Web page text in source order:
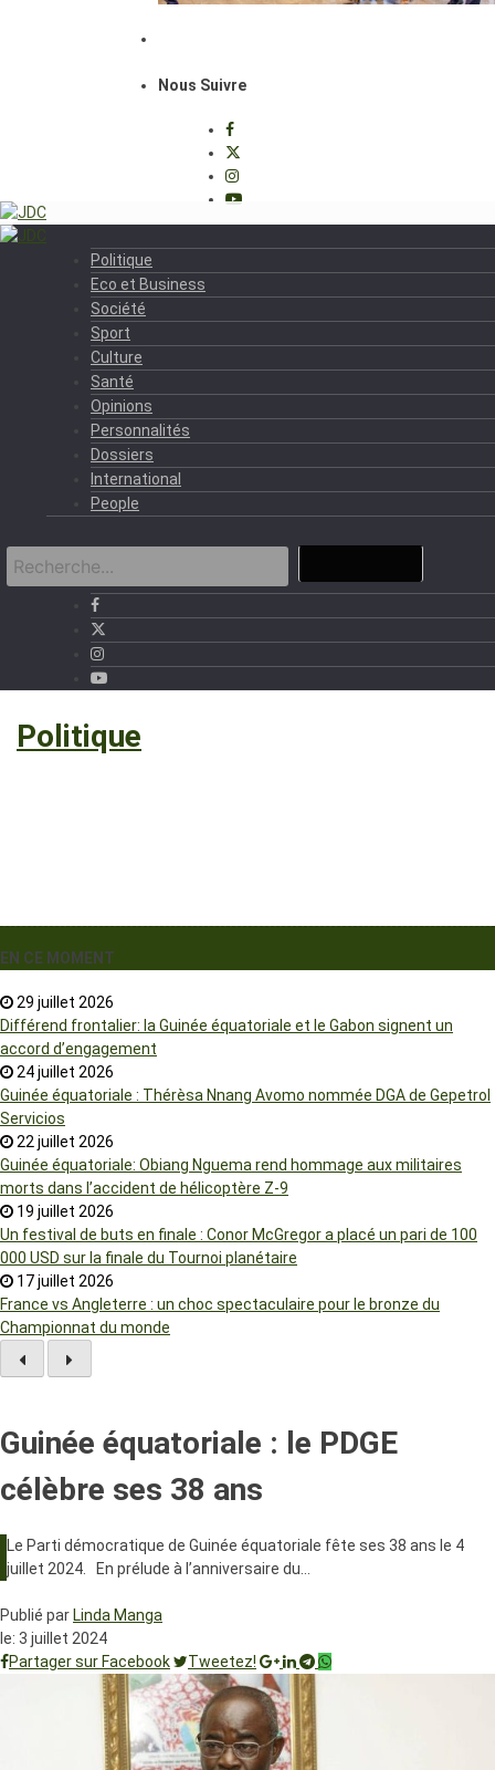
Nous Suivre
Politique
Eco et Business
Société
Sport
Culture
Santé
Opinions
Personnalités
Dossiers
International
People
Politique
EN CE MOMENT
29 juillet 2026
Différend frontalier: la Guinée équatoriale et le Gabon signent un
accord d’engagement
24 juillet 2026
Guinée équatoriale : Thérèsa Nnang Avomo nommée DGA de Gepetrol
Servicios
22 juillet 2026
Guinée équatoriale: Obiang Nguema rend hommage aux militaires
morts dans l’accident de hélicoptère Z-9
19 juillet 2026
Un festival de buts en finale : Conor McGregor a placé un pari de 100
000 USD sur la finale du Tournoi planétaire
17 juillet 2026
France vs Angleterre : un choc spectaculaire pour le bronze du
Championnat du monde
Guinée équatoriale : le PDGE
célèbre ses 38 ans
Le Parti démocratique de Guinée équatoriale fête ses 38 ans le 4
juillet 2024. En prélude à l’anniversaire du…
Publié par Linda Manga
le: 3 juillet 2024
Partager sur Facebook
Tweetez!